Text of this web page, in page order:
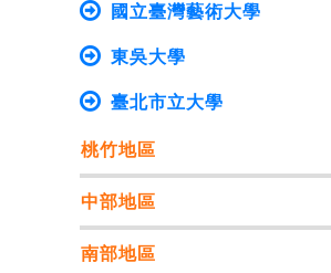
國立臺灣藝術大學
東吳大學
臺北市立大學
桃竹地區
中部地區
南部地區